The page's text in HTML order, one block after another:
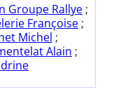
Groupe Rallye ;
Françoise ;
Michel ;
Alain ;